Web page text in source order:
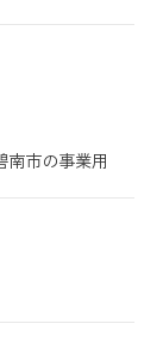
南市の事業用